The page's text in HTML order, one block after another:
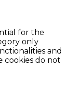
for the
only
and
cookies do not